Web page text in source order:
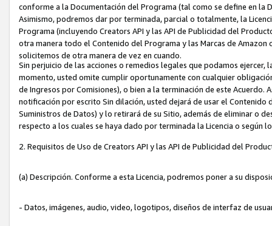
conforme a la Documentación del Programa (tal como se define en la
Asimismo, podremos dar por terminada, parcial o totalmente, la
Programa (incluyendo Creators API y las API de Publicidad del
otra manera todo el Contenido del Programa y las Marcas de
solicitemos de otra manera de vez en cuando.
Sin perjuicio de las acciones o remedios legales que podamos
momento, usted omite cumplir oportunamente con cualquier
de Ingresos por Comisiones), o bien a la terminación de este
notificación por escrito Sin dilación, usted dejará de usar el
Suministros de Datos) y lo retirará de su Sitio, además de eliminar o
respecto a los cuales se haya dado por terminada la Licencia o según
2. Requisitos de Uso de Creators API y las API de Publicidad del
(a) Descripción. Conforme a esta Licencia, podremos poner a su
- Datos, imágenes, audio, video, logotipos, diseños de interfaz de